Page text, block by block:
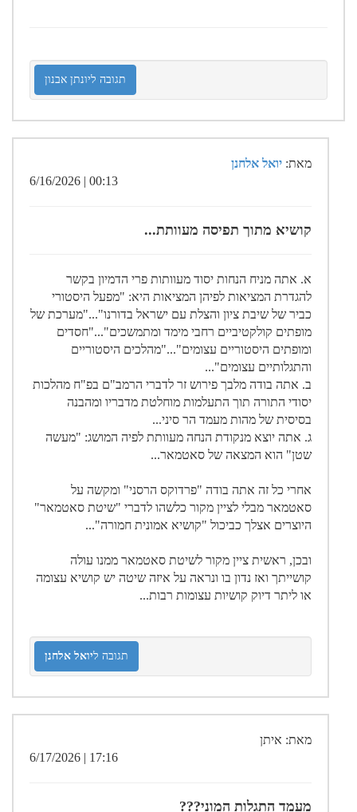
תגובה ליונתן אבנון
מאת: יואל אלחנן
00:13 | 6/16/2026
קושיא מתוך תפיסה מעוותת...
א. אתה מניח הנחות יסוד מעוותות פרי הדמיון בקשר
להגדרת המציאות לפיהן המציאות היא: "מפעל היסטורי
כביר של שיבת ציון והצלת עם ישראל בדורנו"..."מערכת של
מופתים קולקטיביים רחבי מימד ומתמשכים"..."חסדים
ומופתים היסטוריים עצומים"..."מהלכים היסטוריים
והתגלותיים עצומים"...
ב. אתה בודה מלבך פירוש זר לדברי הרמב"ם בפ"ח מהלכות
יסודי התורה תוך התעלמות מוחלטת מדבריו ומהבנה
בסיסית של מהות מעמד הר סיני...
ג. אתה יוצא מנקודת הנחה מעוותת לפיה המושג: "מעשה
שטן" הוא המצאה של סאטמאר...
אחרי כל זה אתה בודה "פרדוקס הרסני" ומקשה על
סאטמאר מבלי לציין מקור כלשהו לדברי "שיטת סאטמאר"
היוצרים אצלך כביכול "קושיא אמונית חמורה"...
ובכן, ראשית ציין מקור לשיטת סאטמאר ממנו עולה
קושייתך ואז נדון בו ונראה על איזה שיטה יש קושיא עצומה
או ליתר דיוק קושיות עצומות רבות...
תגובה ליואל אלחנן
מאת: איתן
17:16 | 6/17/2026
מעמד התגלות המוני???